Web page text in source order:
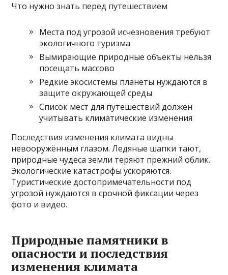
Что нужно знать перед путешествием
Места под угрозой исчезновения требуют
экологичного туризма
Вымирающие природные объекты нельзя
посещать массово
Редкие экосистемы планеты нуждаются в
защите окружающей среды
Список мест для путешествий должен
учитывать климатические изменения
Последствия изменения климата видны
невооружённым глазом. Ледяные шапки тают,
природные чудеса земли теряют прежний облик.
Экологические катастрофы ускоряются.
Туристические достопримечательности под
угрозой нуждаются в срочной фиксации через
фото и видео.
Природные памятники в
опасности и последствия
изменения климата